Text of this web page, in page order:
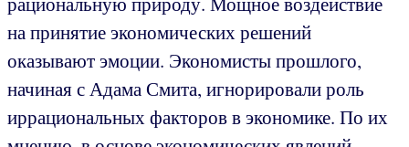
на принятие экономических решений
оказывают эмоции. Экономисты прошлого,
начиная с Адама Смита, игнорировали роль
иррациональных факторов в экономике. По их